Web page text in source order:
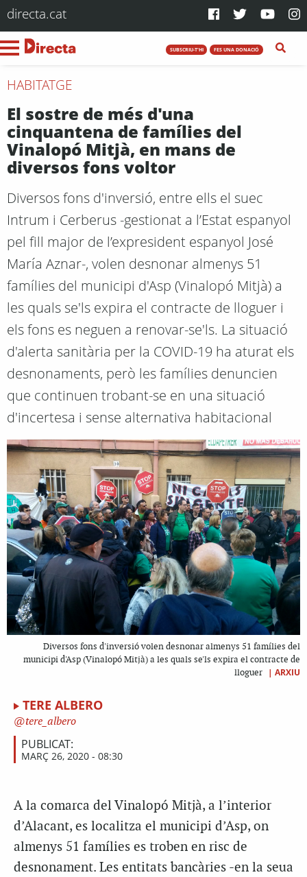
directa.cat
SUBSCRIU-T'HI FES UNA DONACIÓ
HABITATGE
El sostre de més d'una
cinquantena de famílies del
Vinalopó Mitjà, en mans de
diversos fons voltor
Diversos fons d'inversió, entre ells el suec
Intrum i Cerberus -gestionat a l’Estat espanyol
pel fill major de l’expresident espanyol José
María Aznar-, volen desnonar almenys 51
famílies del municipi d'Asp (Vinalopó Mitjà) a
les quals se'ls expira el contracte de lloguer i
els fons es neguen a renovar-se'ls. La situació
d'alerta sanitària per la COVID-19 ha aturat els
desnonaments, però les famílies denuncien
que continuen trobant-se en una situació
d'incertesa i sense alternativa habitacional
Diversos fons d'inversió volen desnonar almenys 51 famílies del
municipi d'Asp (Vinalopó Mitjà) a les quals se'ls expira el contracte de
lloguer
| ARXIU
TERE ALBERO
tere_albero
PUBLICAT:
MARÇ 26, 2020 - 08:30
A la comarca del Vinalopó Mitjà, a l’interior
d’Alacant, es localitza el municipi d’Asp, on
almenys 51 famílies es troben en risc de
desnonament. Les entitats bancàries -en la seua